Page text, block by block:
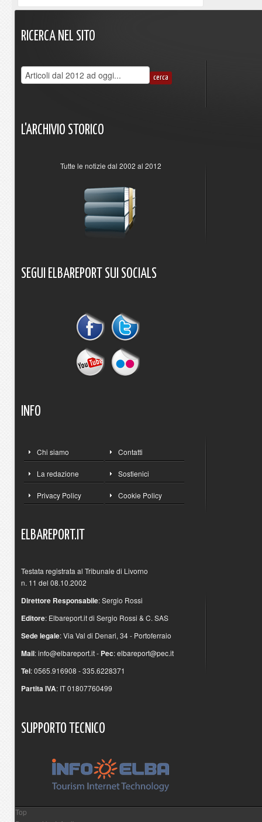
RICERCA NEL SITO
L'ARCHIVIO STORICO
Tutte le notizie dal 2002 al 2012
SEGUI ELBAREPORT SUI SOCIALS
INFO
Chi siamo Contatti
La redazione Sostienici
Privacy Policy Cookie Policy
ELBAREPORT.IT
Testata registrata al Tribunale di Livorno
n. 11 del 08.10.2002
Direttore Responsabile: Sergio Rossi
Editore: Elbareport.it di Sergio Rossi & C. SAS
Sede legale: Via Val di Denari, 34 - Portoferraio
Mail:info@elbareport.it- Pec:elbareport@pec.it
Tel: 0565.916908 - 335.6228371
Partita IVA: IT 01807760499
SUPPORTO TECNICO
Top